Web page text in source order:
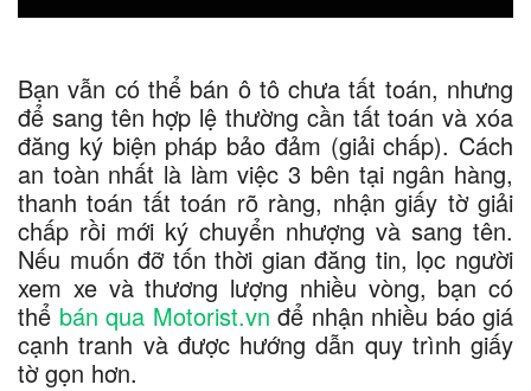
Bạn vẫn có thể bán ô tô chưa tất toán, nhưng
để sang tên hợp lệ thường cần tất toán và xóa
đăng ký biện pháp bảo đảm (giải chấp). Cách
an toàn nhất là làm việc 3 bên tại ngân hàng,
thanh toán tất toán rõ ràng, nhận giấy tờ giải
chấp rồi mới ký chuyển nhượng và sang tên.
Nếu muốn đỡ tốn thời gian đăng tin, lọc người
xem xe và thương lượng nhiều vòng, bạn có
thể bán qua Motorist.vn để nhận nhiều báo giá
cạnh tranh và được hướng dẫn quy trình giấy
tờ gọn hơn.